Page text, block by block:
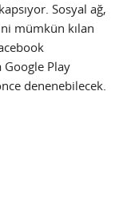
Sosyal ağ,
mümkün kılan
Play
denenebilecek.